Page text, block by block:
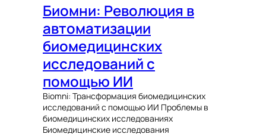
Биомни: Революция в
автоматизации
биомедицинских
исследований с
помощью ИИ
Biomni: Трансформация биомедицинских
исследований с помощью ИИ Проблемы в
биомедицинских исследованиях
Биомедицинские исследования